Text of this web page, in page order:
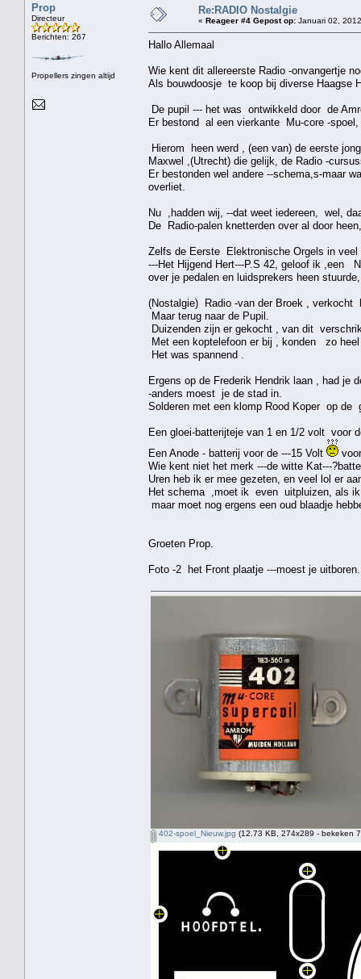
Prop
Directeur
Berichten: 267
Propellers zingen altijd
Re:RADIO Nostalgie
« Reageer #4 Gepost op: Januari 02,
Hallo Allemaal
Wie kent dit allereerste Radio -onvangertje
Als bouwdoosje te koop bij diverse Haagse
De pupil --- het was ontwikkeld door de
Er bestond al een vierkante Mu-core -
Hierom heen werd , (een van) de eerste
Maxwel ,(Utrecht) die gelijk, de Radio -
Er bestonden wel andere --schema,s-maar
overliet.
Nu ,hadden wij, --dat weet iedereen, wel,
De Radio-palen knetterden over al door heen,
Zelfs de Eerste Elektronische Orgels in
---Het Hijgend Hert---P.S 42, geloof ik ,een
over je pedalen en luidsprekers heen
(Nostalgie) Radio -van der Broek ,
Maar terug naar de Pupil.
Duizenden zijn er gekocht , van dit
Met een koptelefoon er bij , konden zo
Het was spannend .
Ergens op de Frederik Hendrik laan , had je
-anders moest je de stad in.
Solderen met een klomp Rood Koper op de
Een gloei-batterijteje van 1 en 1/2 volt voor
Een Anode - batterij voor de ---15 Volt
Wie kent niet het merk ---de witte Kat---
Uren heb ik er mee gezeten, en veel lol er
Het schema ,moet ik even uitpluizen, als
maar moet nog ergens een oud blaadje
Groeten Prop.
Foto -2 het Front plaatje ---moest je uitboren.
402-spoel_Nieuw.jpg (12.73 KB, 274x289 - bekeken